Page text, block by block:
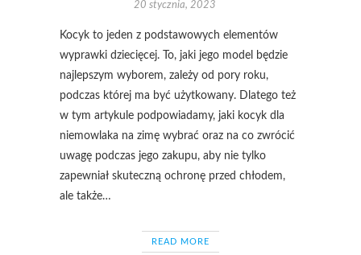
20 stycznia, 2023
Kocyk to jeden z podstawowych elementów
wyprawki dziecięcej. To, jaki jego model będzie
najlepszym wyborem, zależy od pory roku,
podczas której ma być użytkowany. Dlatego też
w tym artykule podpowiadamy, jaki kocyk dla
niemowlaka na zimę wybrać oraz na co zwrócić
uwagę podczas jego zakupu, aby nie tylko
zapewniał skuteczną ochronę przed chłodem,
ale także…
READ MORE